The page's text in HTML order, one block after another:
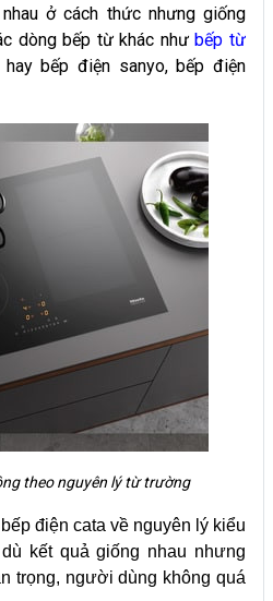
ở cách thức nhưng giống
dòng bếp từ khác nhưbếp từ
hay bếp điện sanyo, bếp điện
theo nguyên lý từ trường
điện cata về nguyên lý kiểu
kết quả giống nhau nhưng
trọng, người dùng không quá